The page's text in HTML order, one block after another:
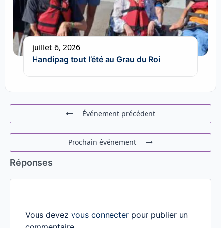
juillet 6, 2026
Handipag tout l’été au Grau du Roi
Événement précédent
Prochain événement
Réponses
Vous devez vous connecter pour publier un